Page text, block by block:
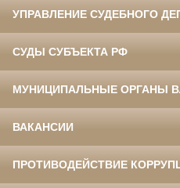
УПРАВЛЕНИЕ СУДЕБНОГО
СУДЫ СУБЪЕКТА РФ
МУНИЦИПАЛЬНЫЕ ОРГАНЫ
ВАКАНСИИ
ПРОТИВОДЕЙСТВИЕ